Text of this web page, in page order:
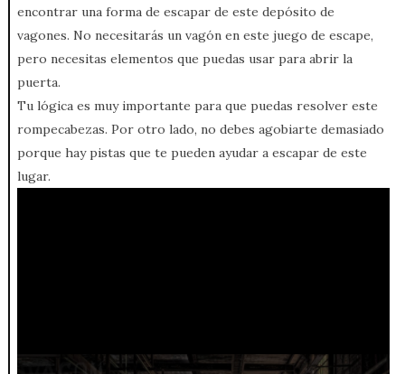
encontrar una forma de escapar de este depósito de
vagones. No necesitarás un vagón en este juego de escape,
pero necesitas elementos que puedas usar para abrir la
puerta.
Tu lógica es muy importante para que puedas resolver este
rompecabezas. Por otro lado, no debes agobiarte demasiado
porque hay pistas que te pueden ayudar a escapar de este
lugar.